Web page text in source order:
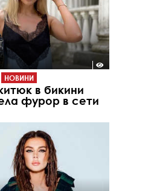
НОВИНИ
в бикини
фурор в сети